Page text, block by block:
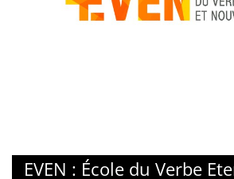
EVEN : École du Verbe